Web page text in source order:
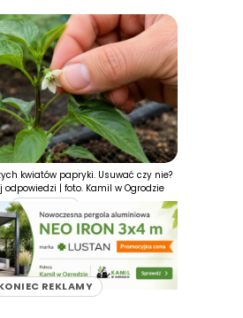
kwiatów papryki. Usuwać czy nie?
| foto. Kamil w Ogrodzie
REKLAMA
REKLAMY